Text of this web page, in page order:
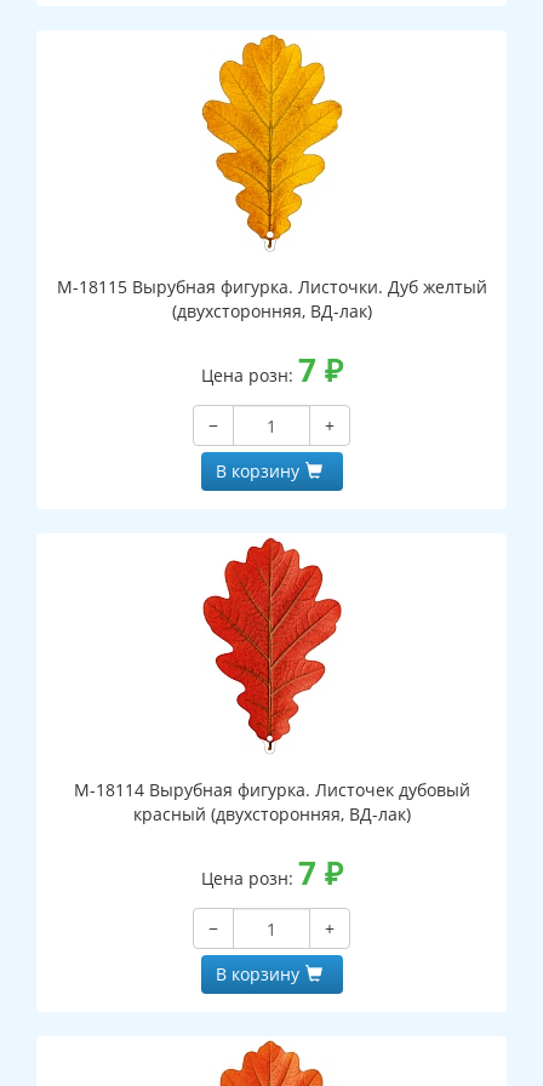
М-18115 Вырубная фигурка. Листочки. Дуб желтый
(двухсторонняя, ВД-лак)
Цена розн: 7 ₽
−
+
В корзину
М-18114 Вырубная фигурка. Листочек дубовый
красный (двухсторонняя, ВД-лак)
Цена розн: 7 ₽
−
+
В корзину